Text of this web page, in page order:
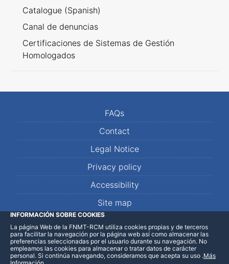
Catalogue (Spanish)
Canal de denuncias
Certificaciones de Sistemas de Gestión
Homologados
FAQs
Contact
Legal Notice
Privacy policy
Accessibility
Site map
LinkedInFacebookWhatsApp
INFORMACIÓN SOBRE COOKIES
La página Web de la FNMT-RCM utiliza cookies propias y de terceros
para facilitar la navegación por la página web así como almacenar las
preferencias seleccionadas por el usuario durante su navegación. No
empleamos las cookies para almacenar o tratar datos de carácter
personal. Si continúa navegando, consideramos que acepta su uso .Más